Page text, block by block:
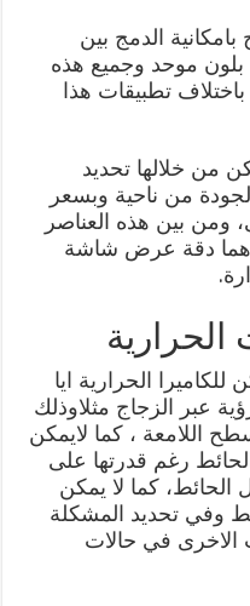
الدمج بين
موحد وجميع هذه
تطبيقات هذا
من خلالها تحديد
من ناحية وبسعر
ومن بين هذه العناصر
دقة عرض شاشة
الحرارية
الحرارية ايا
عبر الزجاج مثلاوذلك
اللامعة ، كما لايمكن
رغم قدرتها على
الحائط، كما لا يمكن
وفي تحديد المشكلة
الاخرى في حالات